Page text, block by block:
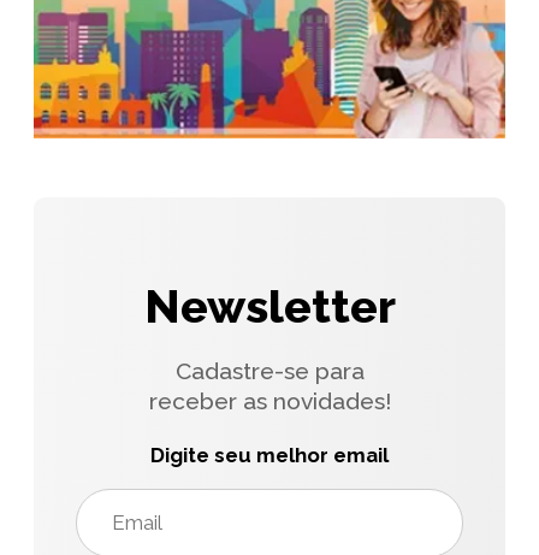
Newsletter
Cadastre-se para
receber as novidades!
Digite seu melhor email